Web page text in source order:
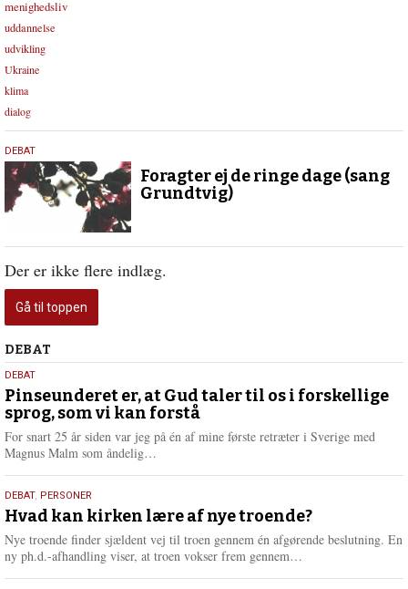
menighedsliv
uddannelse
udvikling
Ukraine
klima
dialog
5.
december
2019
DEBAT
Foragter ej de ringe dage (sang
Grundtvig)
Der er ikke flere indlæg.
Gå til toppen
Debat
DEBAT
5.
august
2026
DEBAT
Pinseunderet er, at Gud taler til os i forskellige
sprog, som vi kan forstå
For snart 25 år siden var jeg på én af mine første retræter i Sverige med
Magnus Malm som åndelig…
e
r
e
25.
juli
2026
DEBAT, PERSONER
Hvad kan kirken lære af nye troende?
Nye troende finder sjældent vej til troen gennem én afgørende beslutning. En
ny ph.d.-afhandling viser, at troen vokser frem gennem…